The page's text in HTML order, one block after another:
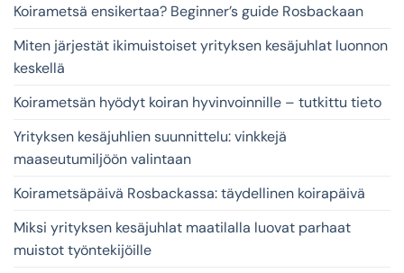
Koirametsä ensikertaa? Beginner’s guide Rosbackaan
Miten järjestät ikimuistoiset yrityksen kesäjuhlat luonnon
keskellä
Koirametsän hyödyt koiran hyvinvoinnille – tutkittu tieto
Yrityksen kesäjuhlien suunnittelu: vinkkejä
maaseutumiljöön valintaan
Koirametsäpäivä Rosbackassa: täydellinen koirapäivä
Miksi yrityksen kesäjuhlat maatilalla luovat parhaat
muistot työntekijöille